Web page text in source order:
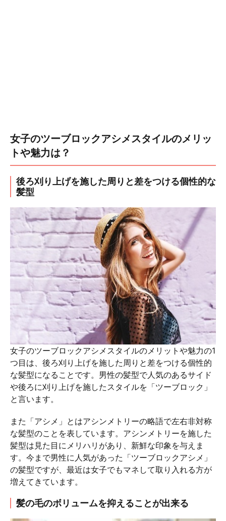
女子のツーブロックアシメスタイルのメリッ
トや魅力は？
後ろ刈り上げを施した周りと差をつける個性的な
髪型
女子のツーブロックアシメスタイルのメリットや魅力の1
つ目は、後ろ刈り上げを施した周りと差をつける個性的
な髪型になることです。男性の髪型で人気のあるサイド
や後ろに刈り上げを施したスタイルを「ツーブロック」
と言います。
また「アシメ」とはアシンメトリーの略語で左右非対称
な髪型のことを表しています。アシンメトリーを施した
髪型は見た目にメリハリがあり、新鮮な印象を与えま
す。今まで男性に人気があった「ツーブロックアシメ」
の髪型ですが、最近は女子でもマネして取り入れる方が
増えてきています。
髪の毛のボリュームを抑えることが出来る